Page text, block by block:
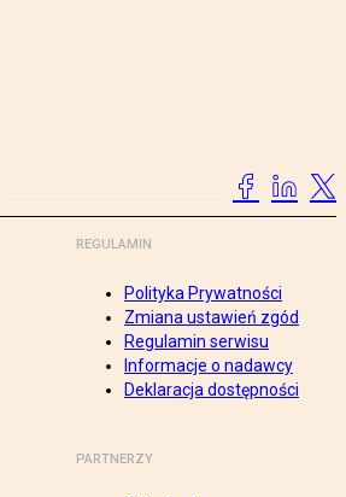
REGULAMIN
Polityka Prywatności
Zmiana ustawień zgód
Regulamin serwisu
Informacje o nadawcy
Deklaracja dostępności
PARTNERZY